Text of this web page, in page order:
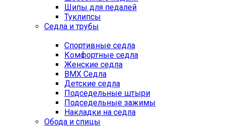
Шипы для педалей
Туклипсы
Седла и трубы
Спортивные седла
Комфортные седла
Женские седла
BMX Седла
Детские седла
Подседельные штыри
Подседельные зажимы
Накладки на седла
Обода и спицы